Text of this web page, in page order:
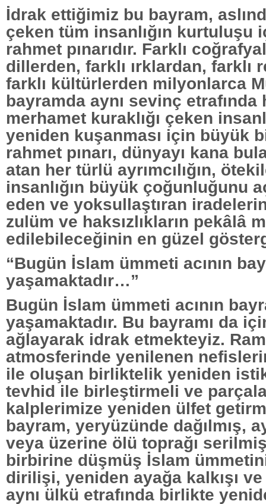
İdrak ettiğimiz bu bayram,
çeken tüm insanlığın kurtuluşu
rahmet pınarıdır. Farklı
dillerden, farklı ırklardan, farklı
farklı kültürlerden milyonlarca
bayramda aynı sevinç etrafında
merhamet kuraklığı çeken
yeniden kuşanması için büyük
rahmet pınarı, dünyayı kana
atan her türlü ayrımcılığın,
insanlığın büyük çoğunluğunu
eden ve yoksullaştıran
zulüm ve haksızlıkların pekâlâ
edilebileceğinin en güzel
“Bugün İslam ümmeti acının
yaşamaktadır…”
Bugün İslam ümmeti acının
yaşamaktadır. Bu bayramı da
ağlayarak idrak etmekteyiz.
atmosferinde yenilenen
ile oluşan birliktelik yeniden
tevhid ile birleştirmeli ve
kalplerimize yeniden ülfet
bayram, yeryüzünde dağılmış,
veya üzerine ölü toprağı
birbirine düşmüş İslam
dirilişi, yeniden ayağa kalkışı
aynı ülkü etrafında birlikte